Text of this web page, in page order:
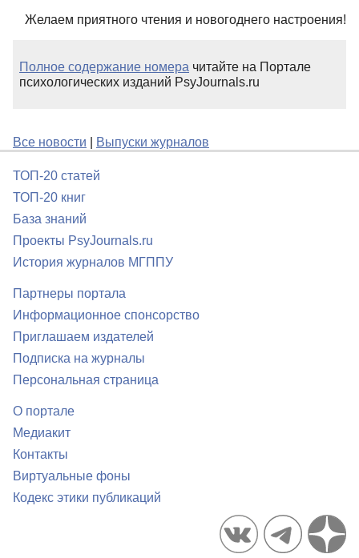
Желаем приятного чтения и новогоднего настроения!
Полное содержание номера читайте на Портале
психологических изданий PsyJournals.ru
Все новости Выпуски журналов
ТОП-20 статей
ТОП-20 книг
База знаний
Проекты PsyJournals.ru
История журналов МГППУ
Партнеры портала
Информационное спонсорство
Приглашаем издателей
Подписка на журналы
Персональная страница
О портале
Медиакит
Контакты
Виртуальные фоны
Кодекс этики публикаций